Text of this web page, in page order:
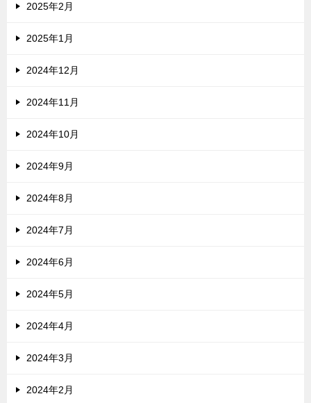
2025年2月
2025年1月
2024年12月
2024年11月
2024年10月
2024年9月
2024年8月
2024年7月
2024年6月
2024年5月
2024年4月
2024年3月
2024年2月